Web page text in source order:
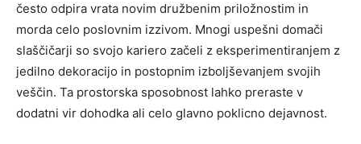
često odpira vrata novim družbenim priložnostim in
morda celo poslovnim izzivom. Mnogi uspešni domači
slaščičarji so svojo kariero začeli z eksperimentiranjem z
jedilno dekoracijo in postopnim izboljševanjem svojih
veščin. Ta prostorska sposobnost lahko preraste v
dodatni vir dohodka ali celo glavno poklicno dejavnost.